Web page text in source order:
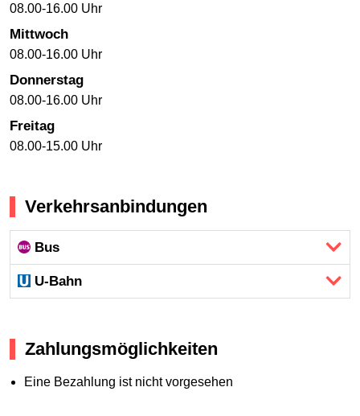
08.00-16.00 Uhr
Mittwoch
08.00-16.00 Uhr
Donnerstag
08.00-16.00 Uhr
Freitag
08.00-15.00 Uhr
Verkehrsanbindungen
Bus
U-Bahn
Zahlungsmöglichkeiten
Eine Bezahlung ist nicht vorgesehen